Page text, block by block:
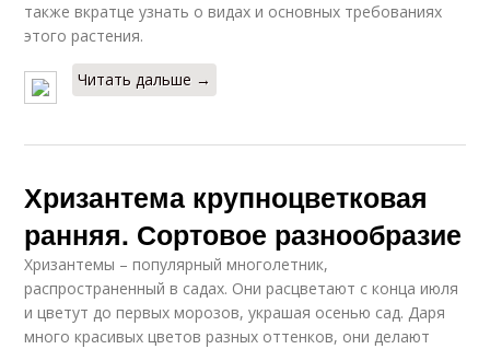
также вкратце узнать о видах и основных требованиях
этого растения.
Читать дальше →
Хризантема крупноцветковая
ранняя. Сортовое разнообразие
Хризантемы – популярный многолетник,
распространенный в садах. Они расцветают с конца июля
и цветут до первых морозов, украшая осенью сад. Даря
много красивых цветов разных оттенков, они делают